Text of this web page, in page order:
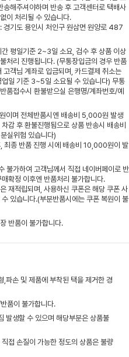
송해주셔야하며 반송 후 고객센터로 택배사
이 처리될 수 있습니다.
경기도 용인시 처인구 원삼면 원양로 487
간 평일기준 2~3일 소요, 검수 후 상품 이상
처리 진행됩니다. (무통장입금의 경우 반품
객님 계좌로 입금되며, 카드결제 취소는
업일 기준 3~5일 소요될 수 있습니다) 무통
품접수시 환불받으실 은행명/계좌번호/예
이며 전체반품시엔 배송비 5,000원 발생
감 후 환불진행됨으로 상품 반송시 배송비
실위험 있습니다)
최종 반품 진행 시에 배송비 10,000원이 발
불가하여 고객님께서 직접 네이버페이로 반
확정 이후엔 반품처리 불가합니다.
재적립되며, 사용하신 쿠폰은 해당 쿠폰 사
있습니다.(부분반품시에는 쿠폰 복원이 불
반품이 불가합니다.
,파손 및 제품에 부착된 택을 제거한 경
품이 불가합니다.
발생할 수 있으며 해당부분은 상품불
접 손질이 가능한 정도의 상품은 불량